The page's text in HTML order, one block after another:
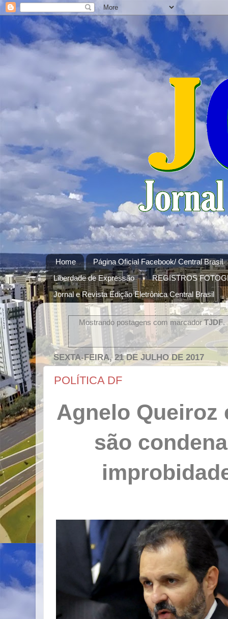
Home
Página Oficial Facebook/ Central Brasil
Liberdade de Expressão
REGISTROS
Jornal e Revista Edição Eletrônica Central Brasil
Mostrando postagens com marcadorTJDF.
SEXTA-FEIRA, 21 DE JULHO DE 2017
POLÍTICA DF
Agnelo Queiroz
são